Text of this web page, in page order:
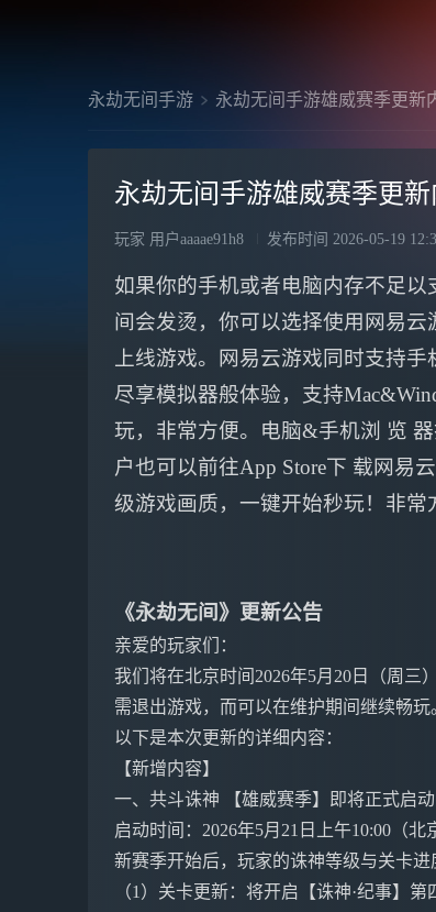
永劫无间手游 永劫无间手游雄威赛季更新
永劫无间手游雄威赛季更
玩家 用户aaaae91h8 发布时间 2026-05-19
如果你的手机或者电脑内存不足
间会发烫，你可以选择使用网易
上线游戏。网易云游戏同时支持
尽享模拟器般体验，支持
玩，非常方便。电脑&手机浏 览
户也可以前往App Store下 载网易
级游戏画质，一键开始秒玩！非常
《永劫无间》更新公告
亲爱的玩家们：
我们将在北京时间2026年5月20日（周三
需退出游戏，而可以在维护期间继续畅玩
以下是本次更新的详细内容：
【新增内容】
一、共斗诛神 【雄威赛季】即将正式启动
启动时间：2026年5月21日上午10:00（北
新赛季开始后，玩家的诛神等级与关卡
（1）关卡更新：将开启【诛神·纪事】